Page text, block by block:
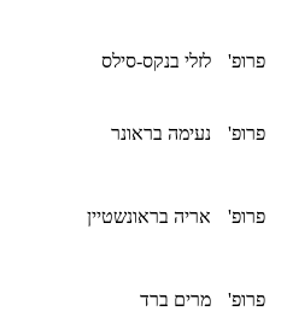
פרופ' לזלי בנקס-סילס
פרופ' נעימה בראונר
פרופ' אריה בראונשטיין
פרופ' מרים ברד